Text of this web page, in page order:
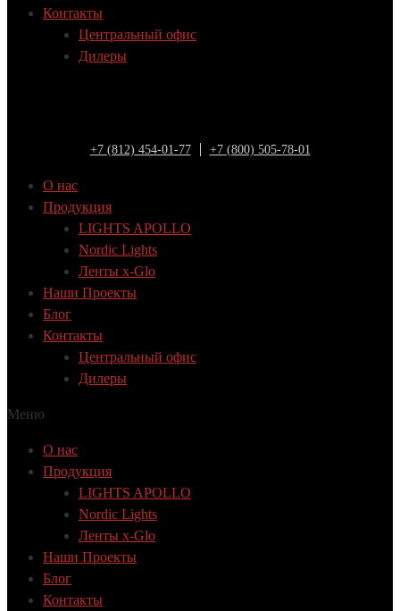
Контакты
Центральный офис
Дилеры
+7 (812) 454-01-77 +7 (800) 505-78-01
О нас
Продукция
LIGHTS APOLLO
Nordic Lights
Ленты x-Glo
Наши Проекты
Блог
Контакты
Центральный офис
Дилеры
Меню
О нас
Продукция
LIGHTS APOLLO
Nordic Lights
Ленты x-Glo
Наши Проекты
Блог
Контакты